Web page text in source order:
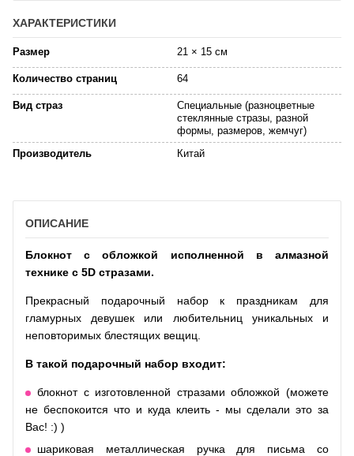
ХАРАКТЕРИСТИКИ
Размер 21 × 15 см
Количество страниц 64
Вид страз
Специальные (разноцветные
стеклянные стразы, разной
формы, размеров, жемчуг)
Производитель
Китай
ОПИСАНИЕ
Блокнот с обложкой исполненной в алмазной
технике с 5D стразами.
Прекрасный подарочный набор к праздникам для
гламурных девушек или любительниц уникальных и
неповторимых блестящих вещиц.
В такой подарочный набор входит:
блокнот с изготовленной стразами обложкой (можете
не беспокоится что и куда клеить - мы сделали это за
Вас! :) )
шариковая металлическая ручка для письма со